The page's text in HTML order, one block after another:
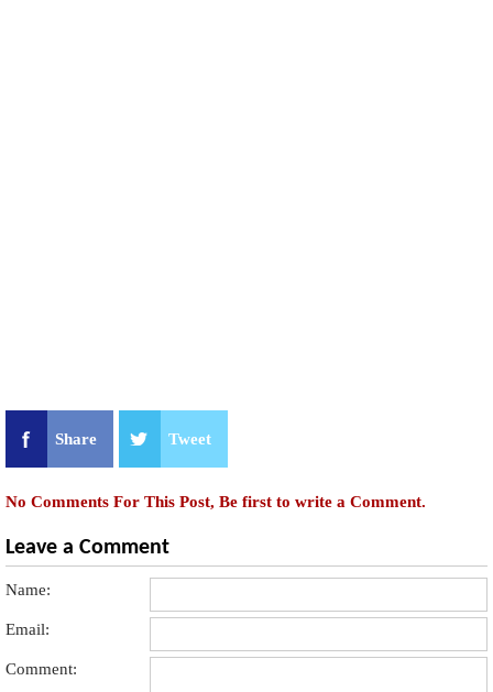
Share Tweet
No Comments For This Post, Be first to write a Comment.
Leave a Comment
Name:
Email:
Comment: